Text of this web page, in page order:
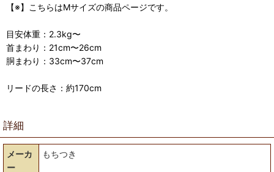
【※】こちらはMサイズの商品ページです。
目安体重：2.3kg〜
首まわり：21cm〜26cm
胴まわり：33cm〜37cm
リードの長さ：約170cm
詳細
メーカ
ー
もちつき